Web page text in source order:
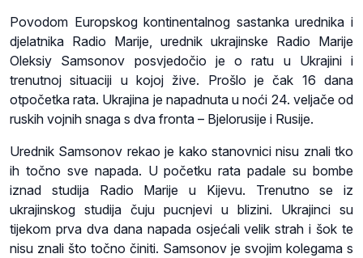
Povodom Europskog kontinentalnog sastanka urednika i
djelatnika Radio Marije, urednik ukrajinske Radio Marije
Oleksiy Samsonov posvjedočio je o ratu u Ukrajini i
trenutnoj situaciji u kojoj žive. Prošlo je čak 16 dana
otpočetka rata. Ukrajina je napadnuta u noći 24. veljače od
ruskih vojnih snaga s dva fronta – Bjelorusije i Rusije.
Urednik Samsonov rekao je kako stanovnici nisu znali tko
ih točno sve napada. U početku rata padale su bombe
iznad studija Radio Marije u Kijevu. Trenutno se iz
ukrajinskog studija čuju pucnjevi u blizini. Ukrajinci su
tijekom prva dva dana napada osjećali velik strah i šok te
nisu znali što točno činiti. Samsonov je svojim kolegama s